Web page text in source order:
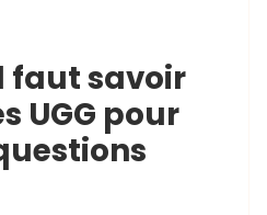
faut savoir
UGG pour